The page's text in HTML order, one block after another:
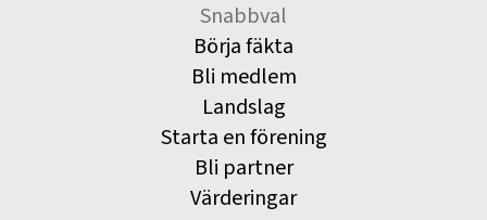
Snabbval
Börja fäkta
Bli medlem
Landslag
Starta en förening
Bli partner
Värderingar